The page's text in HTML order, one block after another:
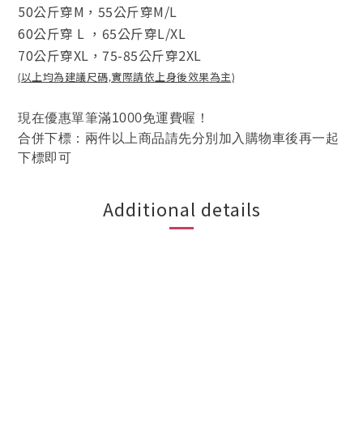
50公斤穿M， 55公斤穿M/L
60公斤穿 L ， 65公斤穿L/XL
70公斤穿XL， 75-85公斤穿2XL
(以上均為建議尺碼,實際請依上身後效果為主)
現在優惠單筆滿1000免運費喔！
合併下標：兩件以上商品請先分別加入購物車後再一起
下標即可
Additional details